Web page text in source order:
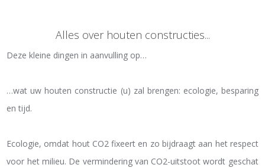
Alles over houten constructies...
Deze kleine dingen in aanvulling op…
…wat uw houten constructie (u) zal brengen: ecologie, besparing
en tijd.
Ecologie, omdat hout CO2 fixeert en zo bijdraagt aan het respect
voor het milieu. De vermindering van CO2-uitstoot wordt geschat